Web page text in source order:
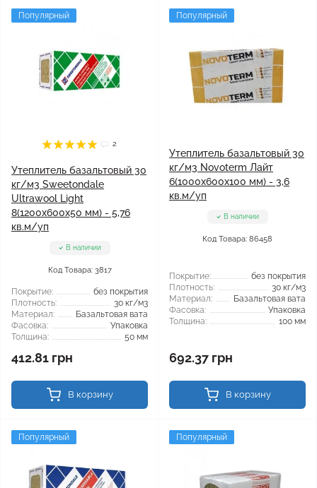
Популярный
2
Утеплитель базальтовый 30
кг/м3 Sweetondale
Ultrawool Light
8(1200x600x50 мм) - 5,76
кв.м/уп
В наличии
Код Товара: 3817
Покрытие:
без покрытия
Плотность:
30 кг/м3
Материал:
Базальтовая вата
Фасовка:
Упаковка
Толщина:
50 мм
412.81 грн
В корзину
Популярный
Утеплитель базальтовый 30
кг/м3 Novoterm Лайт
6(1000x600x100 мм) - 3,6
кв.м/уп
В наличии
Код Товара: 86458
Покрытие:
без покрытия
Плотность:
30 кг/м3
Материал:
Базальтовая вата
Фасовка:
Упаковка
Толщина:
100 мм
692.37 грн
В корзину
Популярный Популярный